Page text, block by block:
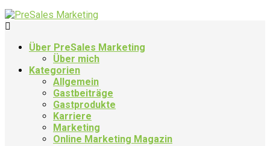
Über PreSales Marketing
Über mich
Kategorien
Allgemein
Gastbeiträge
Gastprodukte
Karriere
Marketing
Online Marketing Magazin